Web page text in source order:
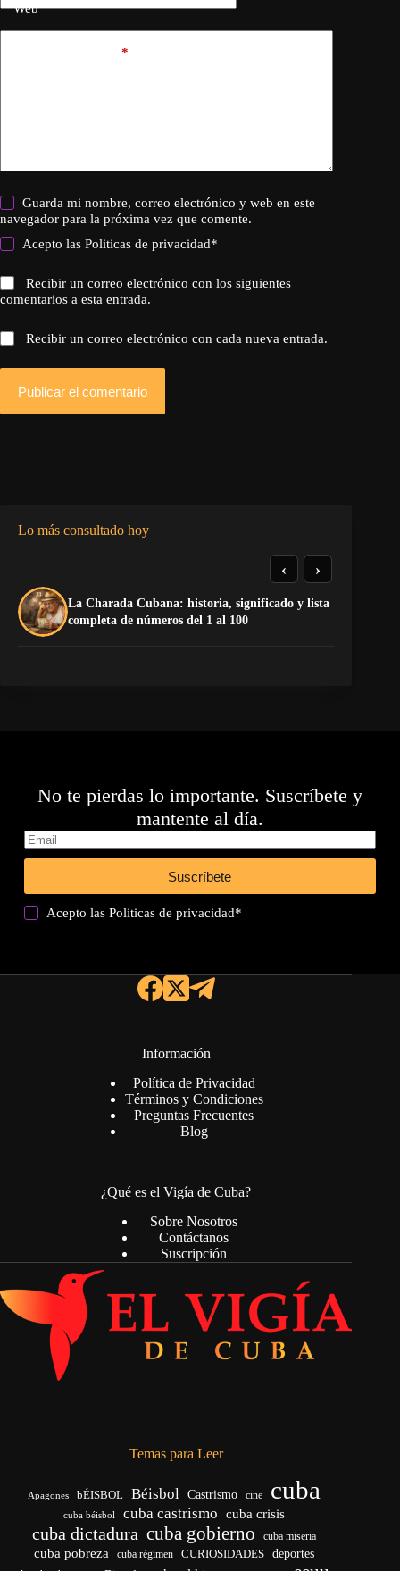
Web
*
Guarda mi nombre, correo electrónico y web en este
navegador para la próxima vez que comente.
Acepto lasPoliticas de privacidad*
Recibir un correo electrónico con los siguientes
comentarios a esta entrada.
Recibir un correo electrónico con cada nueva entrada.
Publicar el comentario
Lo más consultado hoy
La Charada Cubana: historia, significado y lista
completa de números del 1 al 100
‹ ›
No te pierdas lo importante. Suscríbete y
mantente al día.
Suscríbete
Acepto lasPoliticas de privacidad*
Información
Política de Privacidad
Términos y Condiciones
Preguntas Frecuentes
Blog
¿Qué es el Vigía de Cuba?
Sobre Nosotros
Contáctanos
Suscripción
Temas para Leer
Apagones bÉISBOL Béisbol Castrismo cine cuba
cuba béisbol cuba castrismo cuba crisis
cuba dictadura cuba gobierno cuba miseria
cuba pobreza cuba régimen CURIOSIDADES deportes